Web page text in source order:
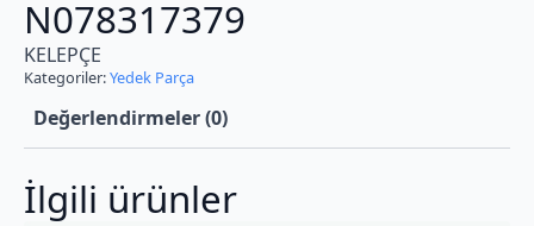
N078317379
KELEPÇE
Kategoriler:Yedek Parça
Değerlendirmeler (0)
İlgili ürünler